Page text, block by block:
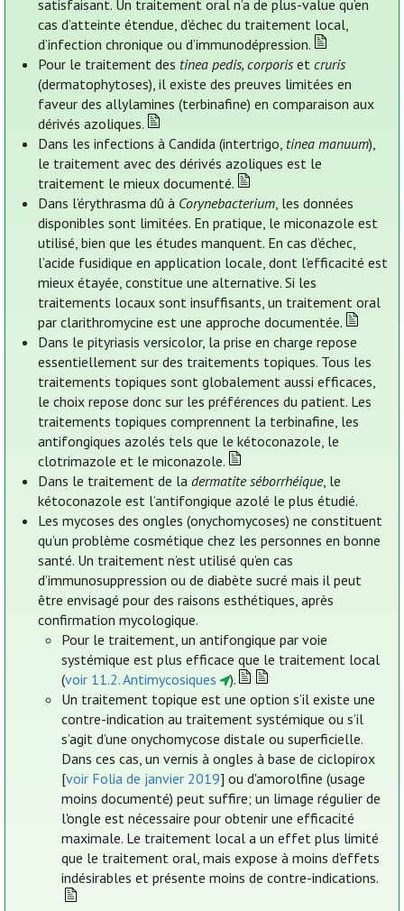
satisfaisant. Un traitement oral n’a de plus-value qu’en
cas d’atteinte étendue, d’échec du traitement local,
d’infection chronique ou d’immunodépression.
Pour le traitement des tinea pedis, corporis etcruris
(dermatophytoses), il existe des preuves limitées en
faveur des allylamines (terbinafine) en comparaison aux
dérivés azoliques.
Dans les infections à Candida (intertrigo, tinea manuum),
le traitement avec des dérivés azoliques est le
traitement le mieux documenté.
Dans l’érythrasma dû à Corynebacterium, les données
disponibles sont limitées. En pratique, le miconazole est
utilisé, bien que les études manquent. En cas d’échec,
l’acide fusidique en application locale, dont l’efficacité est
mieux étayée, constitue une alternative. Si les
traitements locaux sont insuffisants, un traitement oral
par clarithromycine est une approche documentée.
Dans le pityriasis versicolor, la prise en charge repose
essentiellement sur des traitements topiques. Tous les
traitements topiques sont globalement aussi efficaces,
le choix repose donc sur les préférences du patient. Les
traitements topiques comprennent la terbinafine, les
antifongiques azolés tels que le kétoconazole, le
clotrimazole et le miconazole.
Dans le traitement de ladermatite séborrhéique, le
kétoconazole est l’antifongique azolé le plus étudié.
Les mycoses des ongles (onychomycoses) ne constituent
qu’un problème cosmétique chez les personnes en bonne
santé. Un traitement n’est utilisé qu’en cas
d’immunosuppression ou de diabète sucré mais il peut
être envisagé pour des raisons esthétiques, après
confirmation mycologique.
Pour le traitement, un antifongique par voie
systémique est plus efficace que le traitement local
(voir 11.2. Antimycosiques
).
Un traitement topique est une option s’il existe une
contre-indication au traitement systémique ou s’il
s’agit d’une onychomycose distale ou superficielle.
Dans ces cas, un vernis à ongles à base de ciclopirox
[voir Folia de janvier 2019] ou d'amorolfine (usage
moins documenté) peut suffire; un limage régulier de
l'ongle est nécessaire pour obtenir une efficacité
maximale. Le traitement local a un effet plus limité
que le traitement oral, mais expose à moins d’effets
indésirables et présente moins de contre-indications.